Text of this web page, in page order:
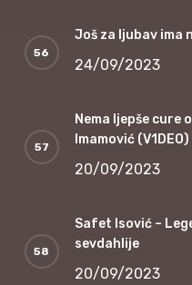
Još za ljubav ima
24/09/2023
Nema ljepše cure
Imamović (V1DEO)
20/09/2023
Safet Isović –
sevdahlije
20/09/2023